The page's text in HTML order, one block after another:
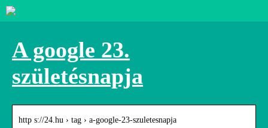
A google 23.
születésnapja
http s://24.hu › tag › a-google-23-szuletesnapja